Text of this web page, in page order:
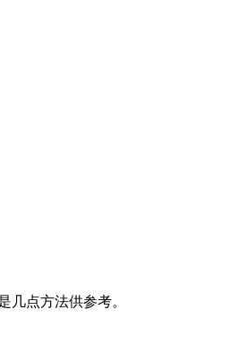
点方法供参考。